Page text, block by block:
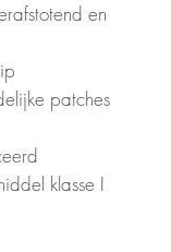
en
patches
klasse I